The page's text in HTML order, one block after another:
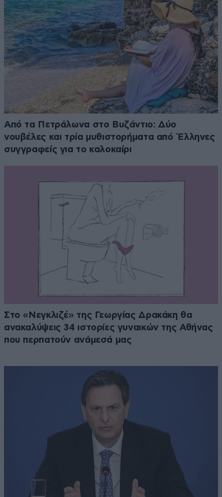
Από τα Πετράλωνα στο Βυζάντιο: Δύο
νουβέλες και τρία μυθιστορήματα από Έλληνες
συγγραφείς για το καλοκαίρι
Στο «Νεγκλιζέ» της Γεωργίας Δρακάκη θα
ανακαλύψεις 34 ιστορίες γυναικών της Αθήνας
που περπατούν ανάμεσά μας